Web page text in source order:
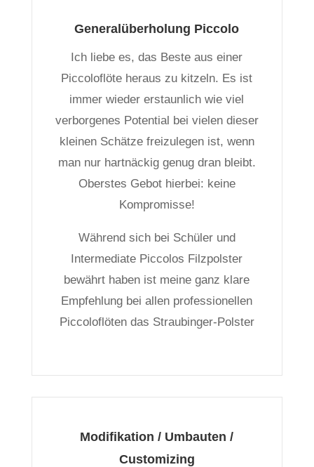
Generalüberholung Piccolo
Ich liebe es, das Beste aus einer
Piccoloflöte heraus zu kitzeln. Es ist
immer wieder erstaunlich wie viel
verborgenes Potential bei vielen dieser
kleinen Schätze freizulegen ist, wenn
man nur hartnäckig genug dran bleibt.
Oberstes Gebot hierbei: keine
Kompromisse!
Während sich bei Schüler und
Intermediate Piccolos Filzpolster
bewährt haben ist meine ganz klare
Empfehlung bei allen professionellen
Piccoloflöten das Straubinger-Polster
Modifikation / Umbauten /
Customizing